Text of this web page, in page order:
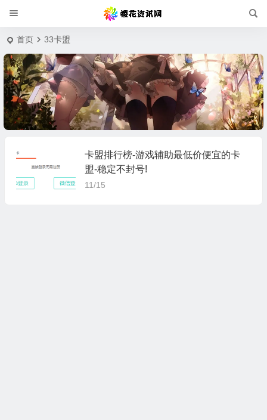
首页 33卡盟
卡盟排行榜-游戏辅助最低价便宜的卡
盟-稳定不封号!
11/15